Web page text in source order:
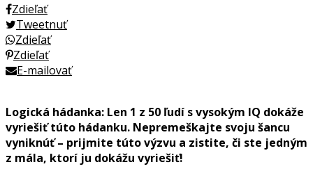
Zdieľať
Tweetnuť
Zdieľať
Zdieľať
E-mailovať
Logická hádanka: Len 1 z 50 ľudí s vysokým IQ dokáže
vyriešiť túto hádanku. Nepremeškajte svoju šancu
vyniknúť – prijmite túto výzvu a zistite, či ste jedným
z mála, ktorí ju dokážu vyriešiť!